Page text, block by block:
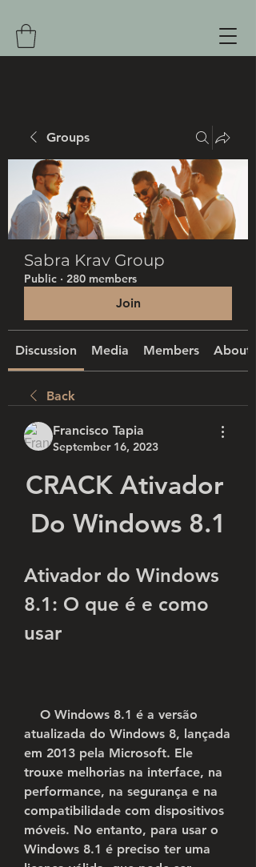
Groups
Sabra Krav Group
Public · 280 members
Join
Discussion Media Members About
Back
Francisco Tapia
September 16, 2023
CRACK Ativador
Do Windows 8.1
Ativador do Windows
8.1: O que é e como
usar
atualizada do Windows 8, lançada
em 2013 pela Microsoft. Ele
trouxe melhorias na interface, na
performance, na segurança e na
compatibilidade com dispositivos
móveis. No entanto, para usar o
Windows 8.1 é preciso ter uma